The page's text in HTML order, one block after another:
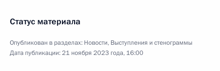
Статус материала
Опубликован в разделах: Новости, Выступления и стенограммы
Дата публикации:21 ноября 2023 года, 16:00